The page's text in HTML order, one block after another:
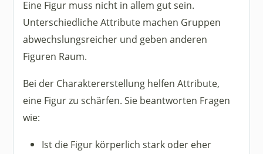
Eine Figur muss nicht in allem gut sein.
Unterschiedliche Attribute machen Gruppen
abwechslungsreicher und geben anderen
Figuren Raum.
Bei der Charaktererstellung helfen Attribute,
eine Figur zu schärfen. Sie beantworten Fragen
wie:
Ist die Figur körperlich stark oder eher